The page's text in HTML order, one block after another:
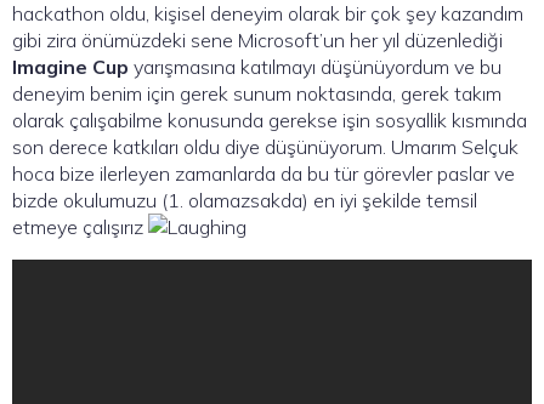
hackathon oldu, kişisel deneyim olarak bir çok şey kazandım
gibi zira önümüzdeki sene Microsoft’un her yıl düzenlediği
Imagine Cup yarışmasına katılmayı düşünüyordum ve bu
deneyim benim için gerek sunum noktasında, gerek takım
olarak çalışabilme konusunda gerekse işin sosyallik kısmında
son derece katkıları oldu diye düşünüyorum. Umarım Selçuk
hoca bize ilerleyen zamanlarda da bu tür görevler paslar ve
bizde okulumuzu (1. olamazsakda) en iyi şekilde temsil
etmeye çalışırız